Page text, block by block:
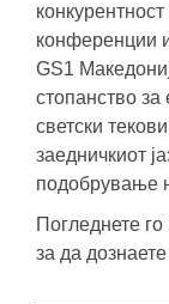
конференции
GS1
стопанство
светски
заедничкиот
подобрување
Погледнете
за да